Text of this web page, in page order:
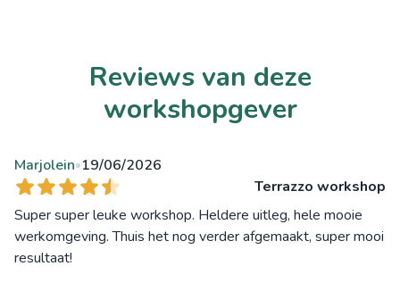
Reviews van deze
workshopgever
Marjolein•19/06/2026
Terrazzo workshop
Super super leuke workshop. Heldere uitleg, hele mooie
werkomgeving. Thuis het nog verder afgemaakt, super mooi
resultaat!